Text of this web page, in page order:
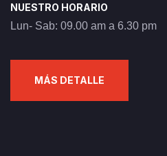
NUESTRO HORARIO
Lun- Sab: 09.00 am a 6.30 pm
MÁS DETALLE